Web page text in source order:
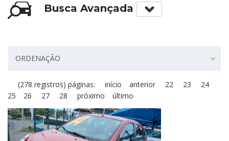
Busca Avançada
ORDENAÇÃO
(278 registros) páginas: início anterior 22 23
24
25
26 27 28 próximo último